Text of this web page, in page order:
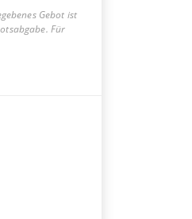
Gebot ist
Für